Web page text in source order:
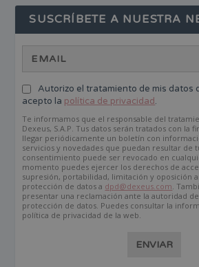
SUSCRÍBETE A NUESTRA
Autorizo el tratamiento de mis datos
acepto la política de privacidad.
Te informamos que el responsable del
Dexeus, S.A.P. Tus datos serán tratados con la
llegar periódicamente un boletín con
servicios y novedades que puedan resultar de
consentimiento puede ser revocado en
momento puedes ejercer los derechos de
supresión, portabilidad, limitación y oposición
protección de datos a dpd@dexeus.com .
presentar una reclamación ante la autoridad
protección de datos. Puedes consultar la
política de privacidad de la web.
ENVIAR